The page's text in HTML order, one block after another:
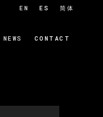
NEWS CONTACT
EN ES 简体